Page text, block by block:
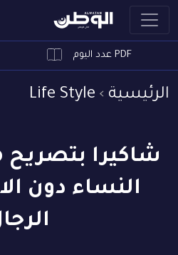
PDF عدد اليوم
الرئيسية Life Style
شاكيرا بتصريح
النساء دون